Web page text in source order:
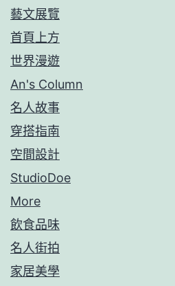
藝文展覽
首頁上方
世界漫遊
An's Column
名人故事
穿搭指南
空間設計
StudioDoe
More
飲食品味
名人街拍
家居美學